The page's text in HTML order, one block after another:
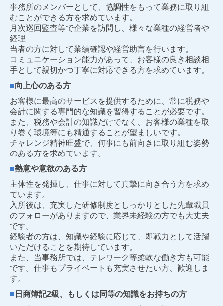
事務所のメンバーとして、協調性をもって業務に取り組
むことができる方を求めています。
月次巡回監査等で企業を訪問し、様々な業種の経営者や
経理
当者の方に対して業績確認や経営助言を行います。
コミュニケーション能力があって、お客様の良き相談相
手として親切かつ丁寧に対応できる方を求めています。
■向上心のある方
お客様に最高のサービスを提供するために、常に税務や
会計に関する専門的な知識を習得することが必要です。
また、税務や会計の知識だけでなく、お客様の業種を取
り巻く環境等にも精通することが望ましいです。
チャレンジ精神旺盛で、何事にも前向きに取り組む姿勢
のある方を求めています。
■熱意や意欲のある方
主体性を発揮し、仕事に対して真摯に向き合う方を求め
ています。
入所後は、充実した研修制度としっかりとした先輩職員
のフォローがありますので、業界未経験の方でも大丈夫
です。
経験者の方は、知識や経験に応じて、即戦力として活躍
いただけることを期待しています。
また、当事務所では、テレワーク等柔軟な働き方も可能
です。仕事もプライベートも充実させたい方、歓迎しま
す。
■ 日商簿記2級、もしくは同等の知識をお持ちの方